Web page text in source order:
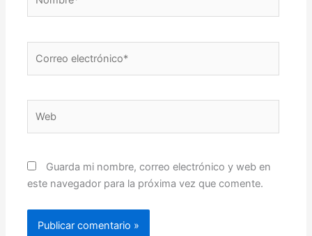
electrónico*
Guarda mi nombre, correo electrónico y web en
este navegador para la próxima vez que comente.